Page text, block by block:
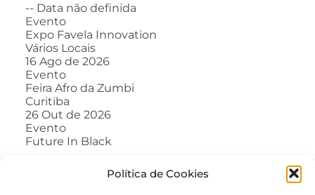
Política de Cookies
-- Data não definida
Evento
Expo Favela Innovation
Vários Locais
16 Ago de 2026
Evento
Feira Afro da Zumbi
Curitiba
26 Out de 2026
Evento
Future In Black